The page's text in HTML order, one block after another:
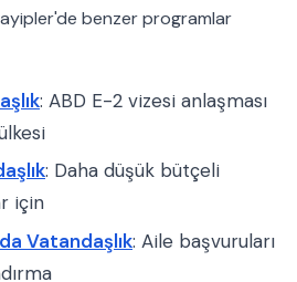
benzer programlar
: ABD E-2 vizesi anlaşması
: Daha düşük bütçeli
için
Vatandaşlık: Aile başvuruları